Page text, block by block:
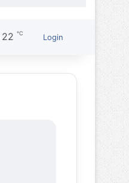
22 ℃ Login Sidebar